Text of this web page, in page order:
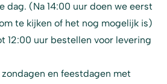
dag. (Na 14:00 uur doen we eerst
te kijken of het nog mogelijk is)
12:00 uur bestellen voor levering
en feestdagen met